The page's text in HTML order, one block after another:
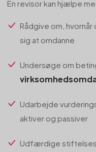
En revisor kan hjælpe
Rådgive om,
sig at omdanne
Undersøge om
Udarbejde
aktiver og passiver
Udfærdige